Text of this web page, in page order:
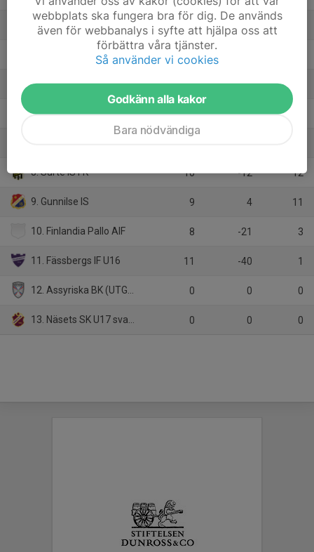
3. Tölö IF U17 9 9
4. Mossens BK Svart 10
5. Mölnlycke IS Ungdom 9 6
6. Hovås Billdal IF U17-P Blå 9 0
8. Surte IS FK 10 -12 12
9. Gunnilse IS 9 4 11
10. Finlandia Pallo AIF 8 -21 3
11. Fässbergs IF U16 11 -40 1
12. Assyriska BK (UTGÅR) 0 0 0
13. Näsets SK U17 svart (UTGÅR) 0 0 0
webbplats ska fungera bra för dig. De används
även för webbanalys i syfte att hjälpa oss att
förbättra våra tjänster.
Så använder vi cookies
Godkänn alla kakor
Bara nödvändiga